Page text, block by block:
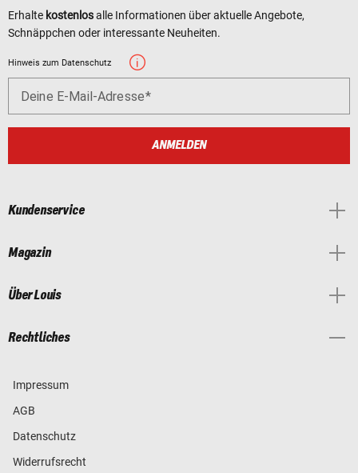
Erhalte kostenlosalle Informationen über aktuelle Angebote,
Schnäppchen oder interessante Neuheiten.
Hinweis zum Datenschutz
Deine E-Mail-Adresse
ANMELDEN
Kundenservice
Magazin
Über Louis
Rechtliches
Impressum
AGB
Datenschutz
Widerrufsrecht